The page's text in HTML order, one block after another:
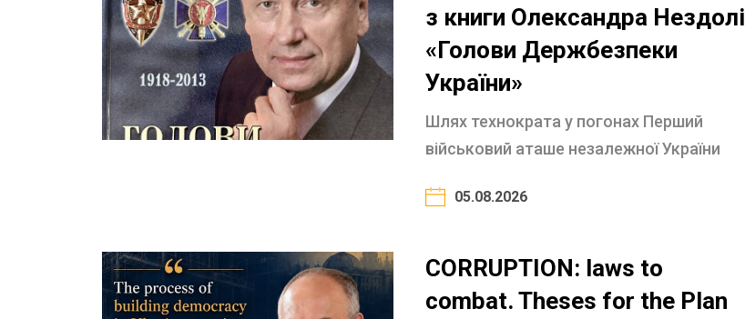
з книги Олександра Нездолі
«Голови Держбезпеки
України»
Шлях технократа у погонах Перший
військовий аташе незалежної України
Реформи в ГУР: відродження української
корумпованій ...
05.08.2026
CORRUPTION: laws to
combat. Theses for the Plan